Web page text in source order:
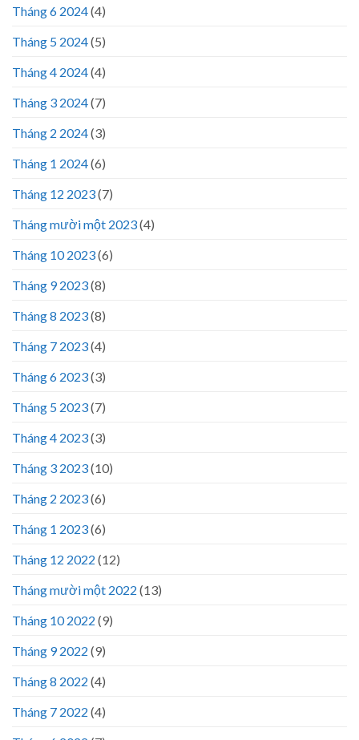
Tháng 6 2024(4)
Tháng 5 2024(5)
Tháng 4 2024(4)
Tháng 3 2024(7)
Tháng 2 2024(3)
Tháng 1 2024(6)
Tháng 12 2023(7)
Tháng mười một 2023(4)
Tháng 10 2023(6)
Tháng 9 2023(8)
Tháng 8 2023(8)
Tháng 7 2023(4)
Tháng 6 2023(3)
Tháng 5 2023(7)
Tháng 4 2023(3)
Tháng 3 2023(10)
Tháng 2 2023(6)
Tháng 1 2023(6)
Tháng 12 2022 (12)
Tháng mười một 2022 (13)
Tháng 10 2022 (9)
Tháng 9 2022 (9)
Tháng 8 2022 (4)
Tháng 7 2022 (4)